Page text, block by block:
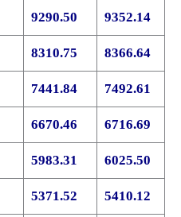
9290.50 9352.14
8310.75 8366.64
7441.84 7492.61
6670.46 6716.69
5983.31 6025.50
5371.52 5410.12